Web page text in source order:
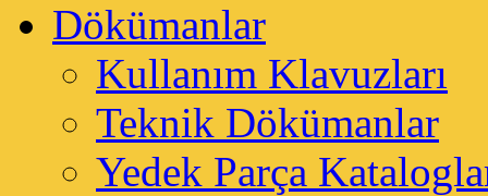
Dökümanlar
Kullanım Klavuzları
Teknik Dökümanlar
Yedek Parça